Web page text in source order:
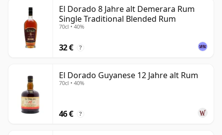
El Dorado 8 Jahre alt Demerara Rum
Single Traditional Blended Rum
70cl • 40%
32 € ?
El Dorado Guyanese 12 Jahre alt Rum
70cl • 40%
46 € ?